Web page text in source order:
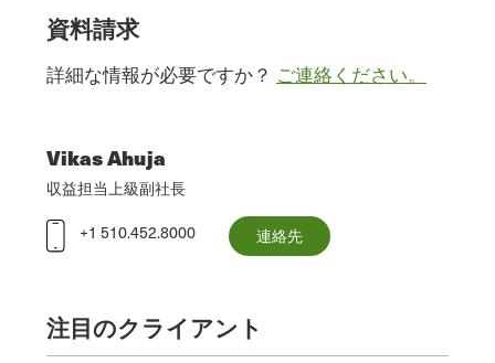
資料請求
詳細な情報が必要ですか？ ご連絡ください。
Vikas Ahuja
収益担当上級副社長
+1 510.452.8000
連絡先
注目のクライアント